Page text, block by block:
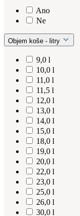
Ano
Ne
Objem koše - litry
9,0 l
10,0 l
11,0 l
11,5 l
12,0 l
13,0 l
14,0 l
15,0 l
18,0 l
19,0 l
20,0 l
22,0 l
23,0 l
25,0 l
26,0 l
30,0 l